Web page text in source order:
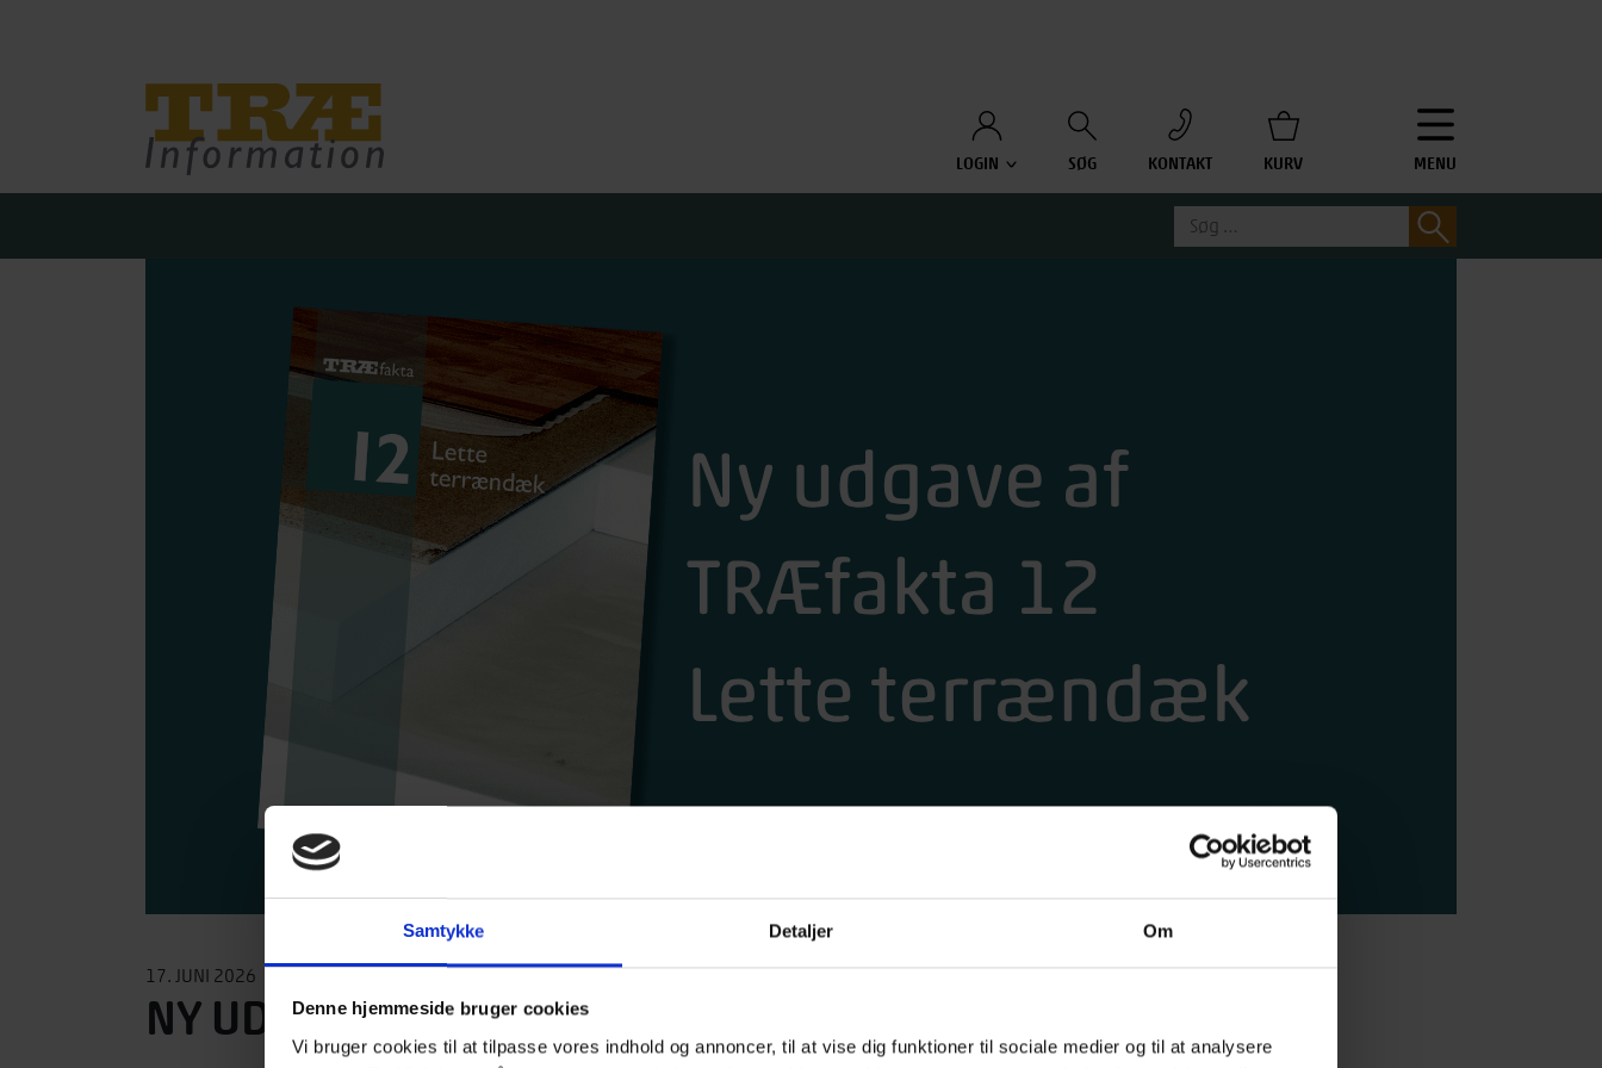
Samtykke Detaljer Om
Denne hjemmeside bruger cookies
Vi bruger cookies til at tilpasse vores indhold og annoncer, til at vise dig funktioner til sociale medier og til at analysere
LOGIN SØG KONTAKT KURV MENU
Søg
efter:
17. JUNI 2026
NY UDGAVE AF TRÆFAKTA 12